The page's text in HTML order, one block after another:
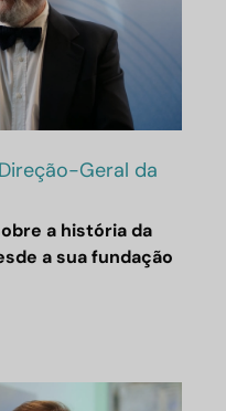
Geral da
a história da
a sua fundação